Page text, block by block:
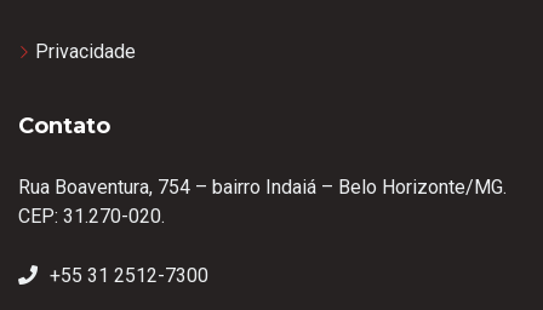
Privacidade
Contato
Rua Boaventura, 754 – bairro Indaiá – Belo Horizonte/MG.
CEP: 31.270-020.
+55 31 2512-7300